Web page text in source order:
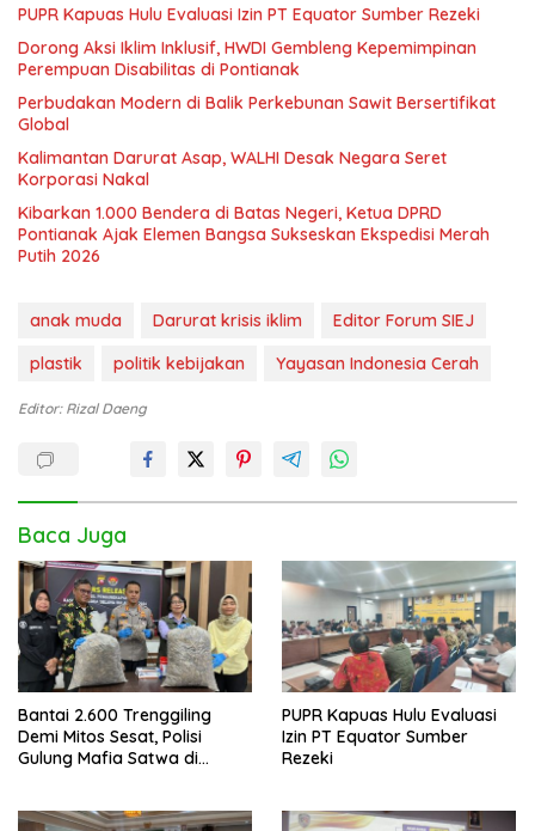
PUPR Kapuas Hulu Evaluasi Izin PT Equator Sumber Rezeki
Dorong Aksi Iklim Inklusif, HWDI Gembleng Kepemimpinan
Perempuan Disabilitas di Pontianak
Perbudakan Modern di Balik Perkebunan Sawit Bersertifikat
Global
Kalimantan Darurat Asap, WALHI Desak Negara Seret
Korporasi Nakal
Kibarkan 1.000 Bendera di Batas Negeri, Ketua DPRD
Pontianak Ajak Elemen Bangsa Sukseskan Ekspedisi Merah
Putih 2026
anak muda Darurat krisis iklim
Editor Forum SIEJ
plastik
politik kebijakan Yayasan Indonesia Cerah
Editor: Rizal Daeng
Baca Juga
Bantai 2.600 Trenggiling
Demi Mitos Sesat, Polisi
Gulung Mafia Satwa di
PUPR Kapuas Hulu Evaluasi
Izin PT Equator Sumber
Rezeki